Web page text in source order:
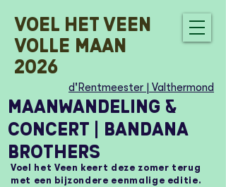
Maanwandeling &
concert | Bandana
Brothers
Voel het Veen keert deze zomer terug
met een bijzondere eenmalige editie.
d'Rentmeester | Valthermond
Voel het veen
Volle Maan
2026